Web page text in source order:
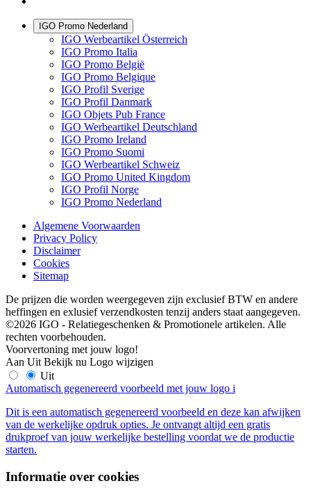
IGO Promo Nederland
IGO Werbeartikel Österreich
IGO Promo Italia
IGO Promo België
IGO Promo Belgique
IGO Profil Sverige
IGO Profil Danmark
IGO Objets Pub France
IGO Werbeartikel Deutschland
IGO Promo Ireland
IGO Promo Suomi
IGO Werbeartikel Schweiz
IGO Promo United Kingdom
IGO Profil Norge
IGO Promo Nederland
Algemene Voorwaarden
Privacy Policy
Disclaimer
Cookies
Sitemap
De prijzen die worden weergegeven zijn exclusief BTW en andere
heffingen en exlusief verzendkosten tenzij anders staat aangegeven.
©2026 IGO - Relatiegeschenken & Promotionele artikelen. Alle
rechten voorbehouden.
Voorvertoning met jouw logo!
Aan Uit Bekijk nu Logo wijzigen
Uit
Automatisch gegenereerd voorbeeld met jouw logo i
Dit is een automatisch gegenereerd voorbeeld en deze kan afwijken
van de werkelijke opdruk opties. Je ontvangt altijd een gratis
drukproef van jouw werkelijke bestelling voordat we de productie
starten.
Informatie over cookies